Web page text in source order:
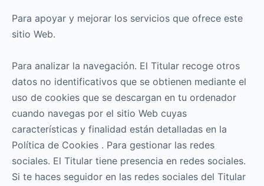
Para apoyar y mejorar los servicios que ofrece este
sitio Web.
Para analizar la navegación. El Titular recoge otros
datos no identificativos que se obtienen mediante el
uso de cookies que se descargan en tu ordenador
cuando navegas por el sitio Web cuyas
características y finalidad están detalladas en la
Política de Cookies . Para gestionar las redes
sociales. El Titular tiene presencia en redes sociales.
Si te haces seguidor en las redes sociales del Titular